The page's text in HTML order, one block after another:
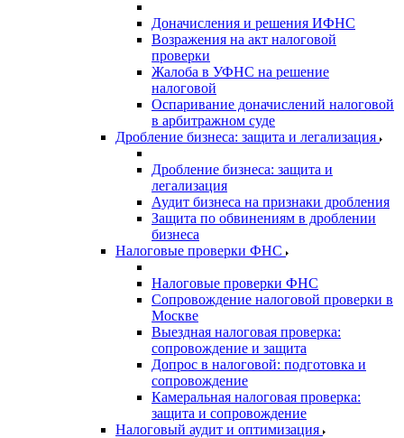
Доначисления и решения ИФНС
Возражения на акт налоговой
проверки
Жалоба в УФНС на решение
налоговой
Оспаривание доначислений налоговой
в арбитражном суде
Дробление бизнеса: защита и легализация
Дробление бизнеса: защита и
легализация
Аудит бизнеса на признаки дробления
Защита по обвинениям в дроблении
бизнеса
Налоговые проверки ФНС
Налоговые проверки ФНС
Сопровождение налоговой проверки в
Москве
Выездная налоговая проверка:
сопровождение и защита
Допрос в налоговой: подготовка и
сопровождение
Камеральная налоговая проверка:
защита и сопровождение
Налоговый аудит и оптимизация